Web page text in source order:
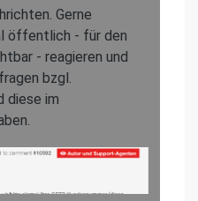
Gerne
öffentlich - für den
- reagieren und
bzgl.
diese im